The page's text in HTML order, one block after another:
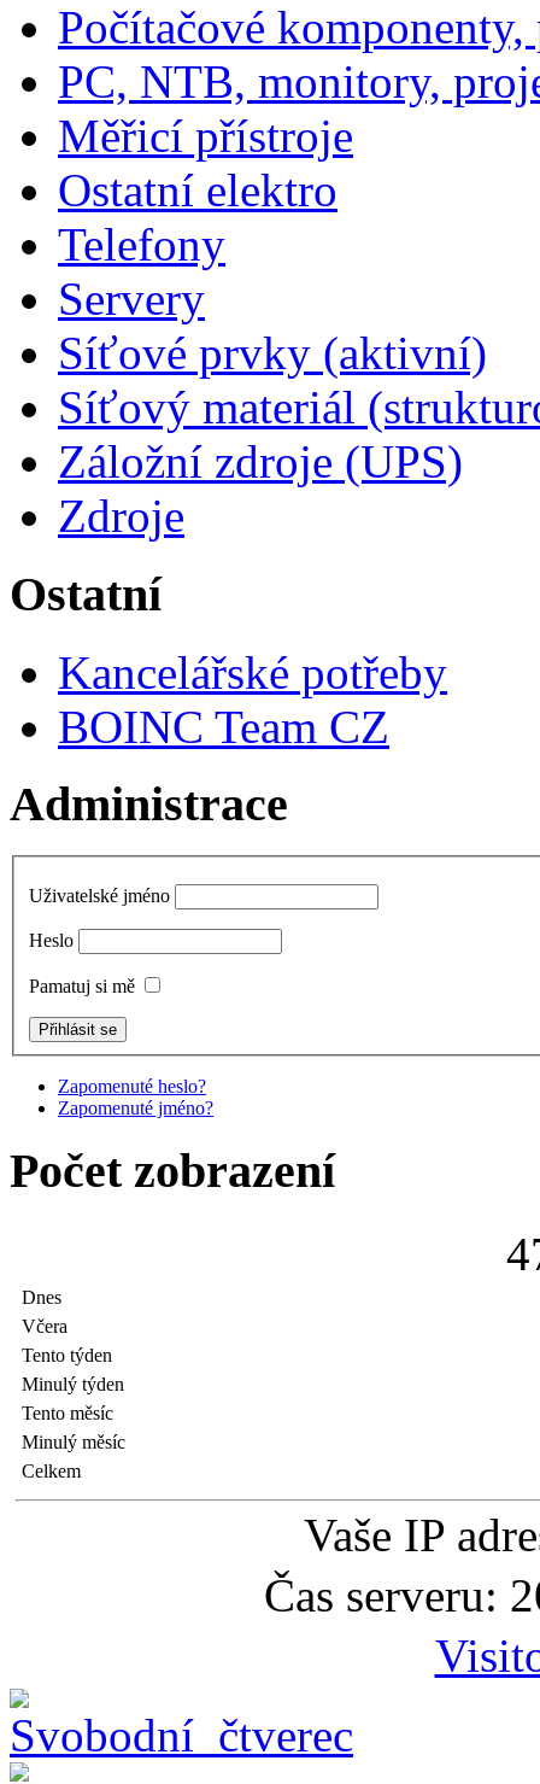
Počítačové
PC, NTB, monitory,
Měřicí přístroje
Ostatní elektro
Telefony
Servery
Síťové prvky (aktivní)
Síťový materiál
Záložní zdroje (UPS)
Zdroje
Ostatní
Kancelářské potřeby
BOINC Team CZ
Administrace
Uživatelské jméno
Heslo
Pamatuj si mě
Zapomenuté heslo?
Zapomenuté jméno?
Počet zobrazení
4
Dnes
Včera
Tento týden
Minulý týden
Tento měsíc
Minulý měsíc
Celkem
Vaše IP
Čas serveru: